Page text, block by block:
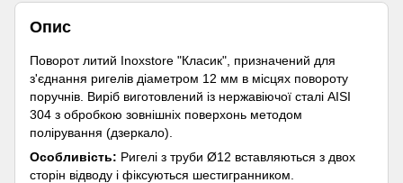
Опис
Поворот литий Inoxstore "Класик", призначений для
з'єднання ригелів діаметром 12 мм в місцях повороту
поручнів. Виріб виготовлений із нержавіючої сталі AISI
304 з обробкою зовнішніх поверхонь методом
полірування (дзеркало).
Особливість: Ригелі з труби Ø12 вставляються з двох
сторін відводу і фіксуються шестигранником.